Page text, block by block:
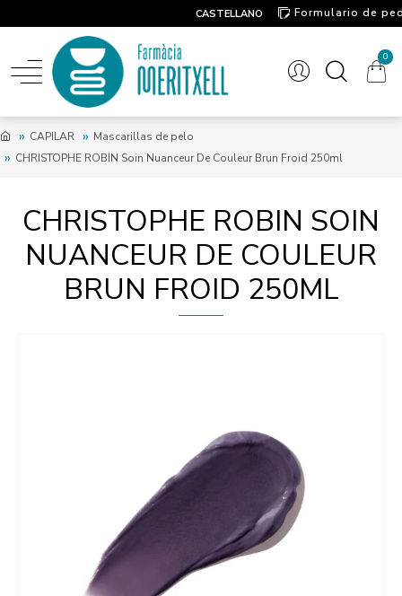
CASTELLANO
Formulario de
0
CAPILAR
Mascarillas de pelo
CHRISTOPHE ROBIN Soin Nuanceur De Couleur Brun Froid 250ml
CHRISTOPHE ROBIN SOIN
NUANCEUR DE COULEUR
BRUN FROID 250ML